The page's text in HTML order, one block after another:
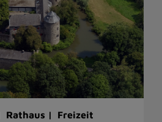
Rathaus | Freizeit